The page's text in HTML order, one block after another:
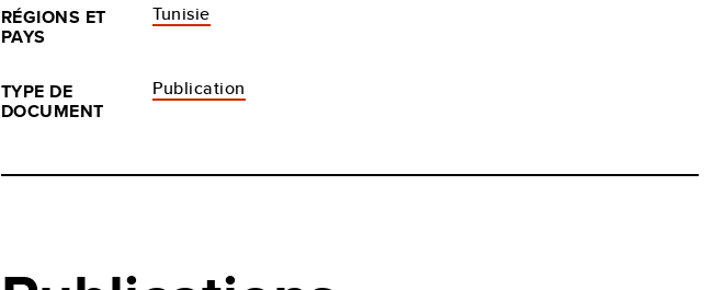
RÉGIONS ET
PAYS
Tunisie
TYPE DE
DOCUMENT
Publication